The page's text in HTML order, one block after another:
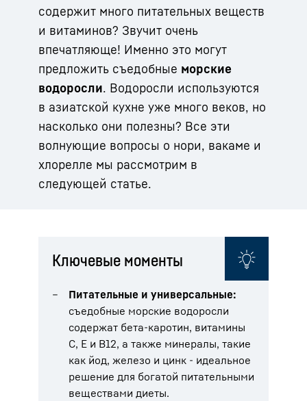
содержит много питательных веществ
и витаминов? Звучит очень
впечатляюще! Именно это могут
предложить съедобные морские
водоросли. Водоросли используются
в азиатской кухне уже много веков, но
насколько они полезны? Все эти
волнующие вопросы о нори, вакаме и
хлорелле мы рассмотрим в
следующей статье.
Ключевые моменты
Питательные и универсальные:
съедобные морские водоросли
содержат бета-каротин, витамины
С, Е и В12, а также минералы, такие
как йод, железо и цинк - идеальное
решение для богатой питательными
веществами диеты.